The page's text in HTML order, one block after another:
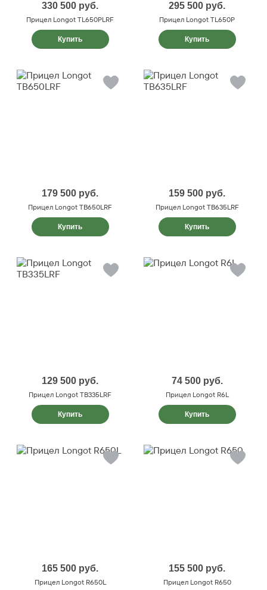
330 500 руб.
Прицел Longot TL650PLRF
Купить
295 500 руб.
Прицел Longot TL650P
Купить
179 500 руб.
Прицел Longot TB650LRF
Купить
159 500 руб.
Прицел Longot TB635LRF
Купить
129 500 руб.
Прицел Longot TB335LRF
Купить
74 500 руб.
Прицел Longot R6L
Купить
165 500 руб.
Прицел Longot R650L
155 500 руб.
Прицел Longot R650